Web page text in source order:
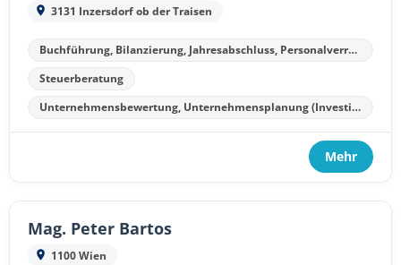
3131 Inzersdorf ob der Traisen
Buchführung, Bilanzierung, Jahresabschluss, Personalverrechnung
Steuerberatung
Unternehmensbewertung, Unternehmensplanung (Investitionsplanung, Finanzplanung, Kostenplanung, Liquiditätsplanung)
Mehr
Mag. Peter Bartos
1100 Wien